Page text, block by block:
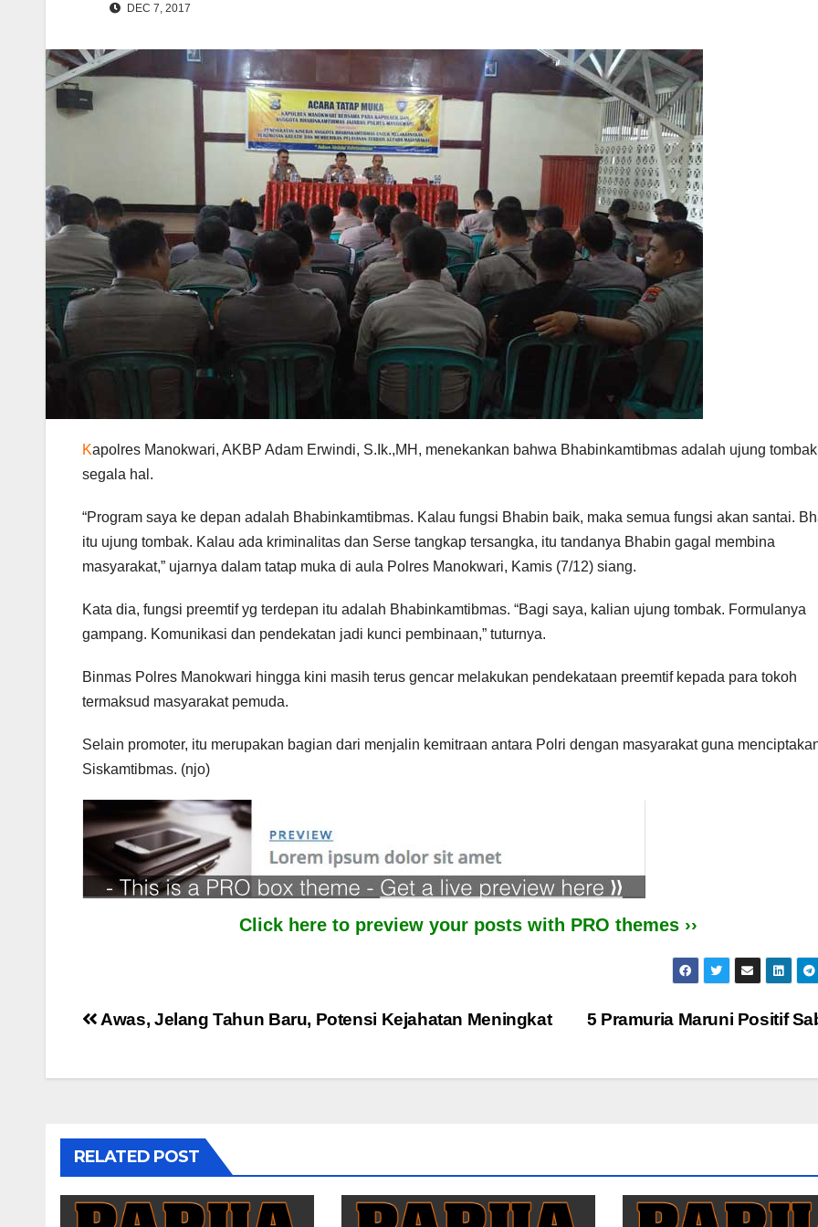
DEC 7, 2017
Kapolres Manokwari, AKBP Adam Erwindi, S.Ik.,MH, menekankan bahwa Bhabinkamtibmas adalah ujung tombak
segala hal.
“Program saya ke depan adalah Bhabinkamtibmas. Kalau fungsi Bhabin baik, maka semua fungsi akan santai.
itu ujung tombak. Kalau ada kriminalitas dan Serse tangkap tersangka, itu tandanya Bhabin gagal membina
masyarakat,” ujarnya dalam tatap muka di aula Polres Manokwari, Kamis (7/12) siang.
Kata dia, fungsi preemtif yg terdepan itu adalah Bhabinkamtibmas. “Bagi saya, kalian ujung tombak. Formulanya
gampang. Komunikasi dan pendekatan jadi kunci pembinaan,” tuturnya.
Binmas Polres Manokwari hingga kini masih terus gencar melakukan pendekataan preemtif kepada para tokoh
termaksud masyarakat pemuda.
Selain promoter, itu merupakan bagian dari menjalin kemitraan antara Polri dengan masyarakat guna
Siskamtibmas. (njo)
Click here to preview your posts with PRO themes ››
Post
5 Pramuria Maruni Positif
Awas, Jelang Tahun Baru, Potensi Kejahatan Meningkat
RELATED POST